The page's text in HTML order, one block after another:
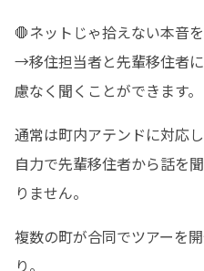
🛑ネットじゃ拾えない本音
→移住担当者と先輩移住者
慮なく聞くことができます。
通常は町内アテンドに対応
自力で先輩移住者から話を
りません。
複数の町が合同でツアーを
り。